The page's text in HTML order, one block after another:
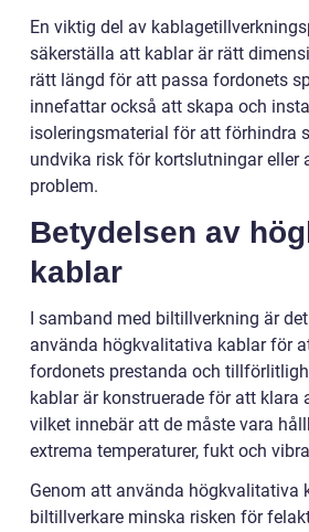
En viktig del av
säkerställa att kablar är rätt
rätt längd för att passa fordonets
innefattar också att skapa och
isoleringsmaterial för att förhindra
undvika risk för kortslutningar eller
problem.
Betydelsen av
kablar
I samband med biltillverkning är
använda högkvalitativa kablar för
fordonets prestanda och
kablar är konstruerade för att klara
vilket innebär att de måste vara
extrema temperaturer, fukt och
Genom att använda högkvalitativa
biltillverkare minska risken för